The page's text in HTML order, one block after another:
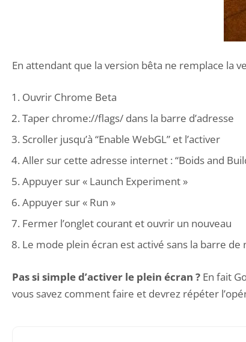
En attendant que la version bêta ne remplace la
Ouvrir Chrome Beta
Taper chrome://flags/ dans la barre d’adresse
Scroller jusqu’à “Enable WebGL” et l’activer
Aller sur cette adresse internet : “Boids and
Appuyer sur « Launch Experiment »
Appuyer sur « Run »
Fermer l’onglet courant et ouvrir un nouveau
Le mode plein écran est activé sans la barre
Pas si simple d’activer le plein écran ? En fait
vous savez comment faire et devrez répéter